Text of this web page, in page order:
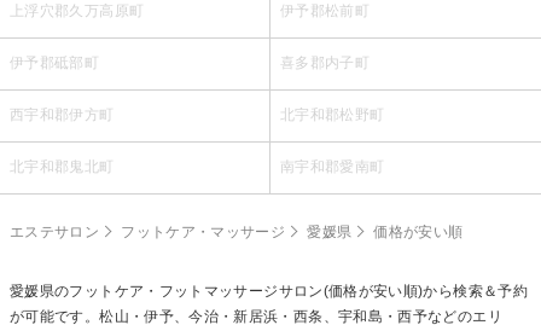
上浮穴郡久万高原町 伊予郡松前町
伊予郡砥部町 喜多郡内子町
西宇和郡伊方町 北宇和郡松野町
北宇和郡鬼北町 南宇和郡愛南町
エステサロン フットケア・マッサージ 愛媛県 価格が安い順
愛媛県のフットケア・フットマッサージサロン(価格が安い順)から検索＆予約
が可能です。松山・伊予、今治・新居浜・西条、宇和島・西予などのエリ